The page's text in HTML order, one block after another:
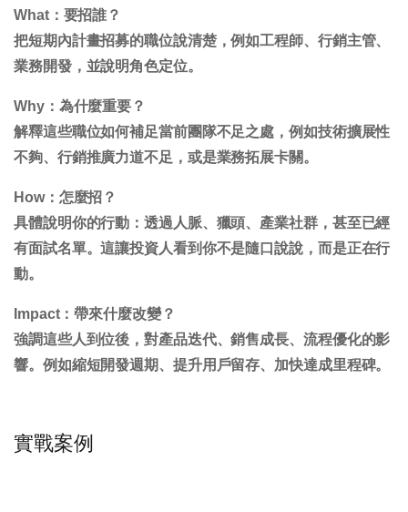
What：要招誰？
把短期內計畫招募的職位說清楚，例如工程師、行銷主管、
業務開發，並說明角色定位。
Why：為什麼重要？
解釋這些職位如何補足當前團隊不足之處，例如技術擴展性
不夠、行銷推廣力道不足，或是業務拓展卡關。
How：怎麼招？
具體說明你的行動：透過人脈、獵頭、產業社群，甚至已經
有面試名單。這讓投資人看到你不是隨口說說，而是正在行
動。
Impact：帶來什麼改變？
強調這些人到位後，對產品迭代、銷售成長、流程優化的影
響。例如縮短開發週期、提升用戶留存、加快達成里程碑。
實戰案例